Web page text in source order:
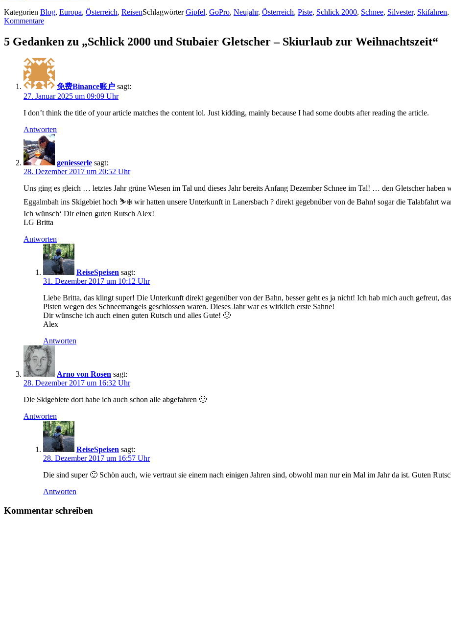
Kategorien Blog, Europa, Österreich, ReisenSchlagwörterGipfel, GoPro, Neujahr, Österreich, Piste, Schlick 2000, Schnee, Silvester, Skifahren,
Kommentare
5 Gedanken zu „Schlick 2000 und Stubaier Gletscher – Skiurlaub zur Weihnachtszeit“
免费Binance账户 sagt:
27. Januar 2025 um 09:09 Uhr
I don’t think the title of your article matches the content lol. Just kidding, mainly because I had some doubts after reading the article.
Antworten
geniesserle sagt:
28. Dezember 2017 um 20:52 Uhr
Uns ging es gleich … letztes Jahr grüne Wiesen im Tal und dieses Jahr bereits Anfang Dezember Schnee im Tal! … den Gletscher haben
Eggalmbah ins Skigebiet hoch ⛷❄️ wir hatten unsere Unterkunft in Lanersbach ? direkt gegebnüber von de Bahn! sogar die Talabfahrt
Ich wünsch‘ Dir einen guten Rutsch Alex!
LG Britta
Antworten
ReiseSpeisen sagt:
31. Dezember 2017 um 10:12 Uhr
Liebe Britta, das klingt super! Die Unterkunft direkt gegenüber von der Bahn, besser geht es ja nicht! Ich hab mich auch gefreut,
Pisten wegen des Schneemangels geschlossen waren. Dieses Jahr war es wirklich erste Sahne!
Dir wünsche ich auch einen guten Rutsch und alles Gute! 🙂
Alex
Antworten
Arno von Rosen sagt:
28. Dezember 2017 um 16:32 Uhr
Die Skigebiete dort habe ich auch schon alle abgefahren 🙂
Antworten
ReiseSpeisen sagt:
28. Dezember 2017 um 16:57 Uhr
Die sind super 🙂 Schön auch, wie vertraut sie einem nach einigen Jahren sind, obwohl man nur ein Mal im Jahr da ist. Guten
Antworten
Kommentar schreiben